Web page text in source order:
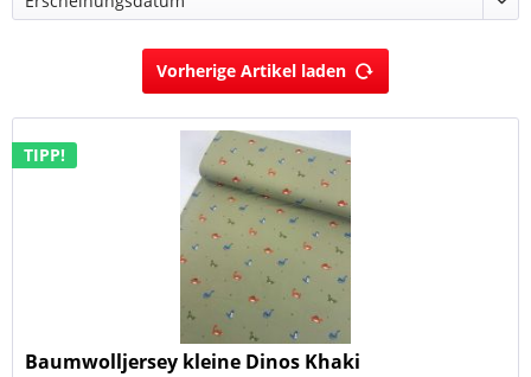
Vorherige Artikel laden
TIPP!
Baumwolljersey kleine Dinos Khaki